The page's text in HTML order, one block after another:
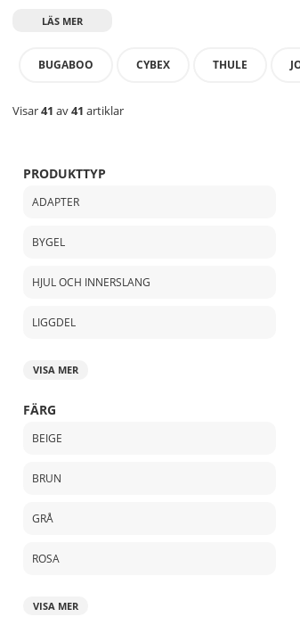
BUGABOO CYBEX THULE
Visar41 av41 artiklar
PRODUKTTYP
ADAPTER
BYGEL
HJUL OCH INNERSLANG
LIGGDEL
VISA MER
FÄRG
BEIGE
BRUN
GRÅ
ROSA
VISA MER